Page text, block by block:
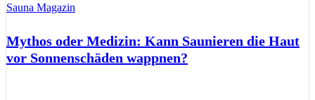
Sauna Magazin
Mythos oder Medizin: Kann Saunieren die Haut
vor Sonnenschäden wappnen?